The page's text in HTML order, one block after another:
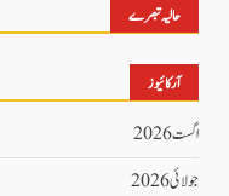
حالیہ تبصرے
آرکائیوز
اگست 2026
جولائی 2026